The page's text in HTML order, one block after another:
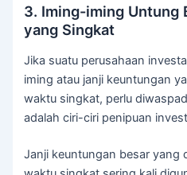
3. Iming-iming Untung
yang Singkat
Jika suatu perusahaan
iming atau janji keuntungan
waktu singkat, perlu
adalah ciri-ciri penipuan
Janji keuntungan besar yang